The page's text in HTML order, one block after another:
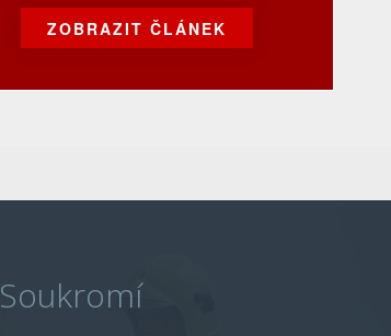
ZOBRAZIT ČLÁNEK
Soukromí